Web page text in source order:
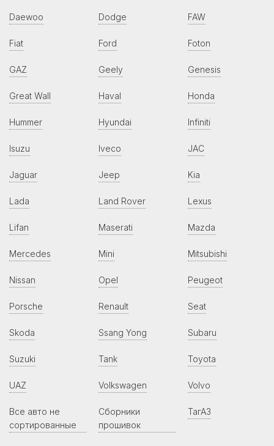
Daewoo Dodge FAW
Fiat Ford Foton
GAZ Geely Genesis
Great Wall Haval Honda
Hummer Hyundai Infiniti
Isuzu Iveco JAC
Jaguar Jeep Kia
Lada Land Rover Lexus
Lifan Maserati Mazda
Mercedes Mini Mitsubishi
Nissan Opel Peugeot
Porsche Renault Seat
Skoda Ssang Yong Subaru
Suzuki Tank Toyota
UAZ Volkswagen Volvo
Все авто не
сортированные
Сборники
прошивок
ТагАЗ